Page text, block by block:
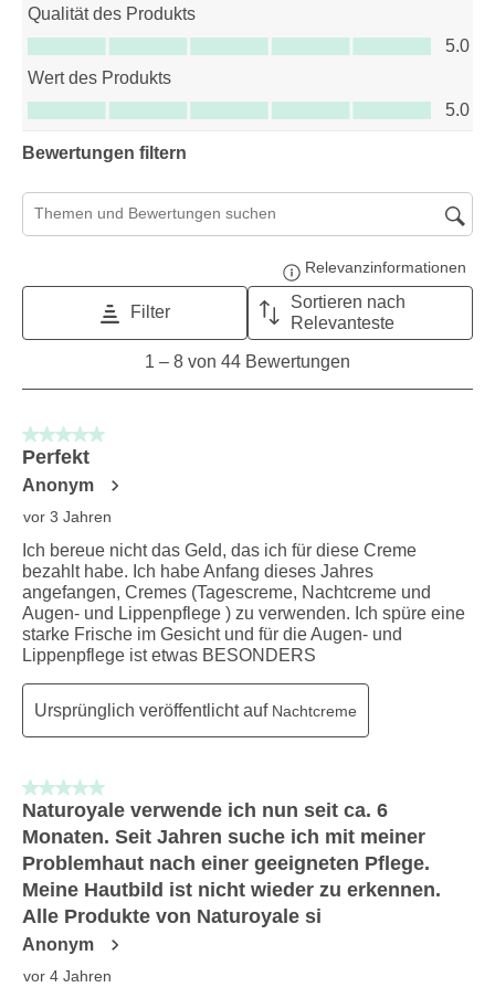
Qualität des Produkts
Qualität des Produkts, 5.0 von 5
5.0
Wert des Produkts
Wert des Produkts, 5.0 von 5
5.0
Bewertungen filtern
Suchthemen und Bewertungen Suchregion
Relevanzinformationen
Filter
Sortieren nach
Relevanteste
von
44
Bewertungen.
1 – 8 von 44 Bewertungen
5 von 5 Sternen.
Perfekt
Anonym
vor 3 Jahren
Ich bereue nicht das Geld, das ich für diese Creme
bezahlt habe. Ich habe Anfang dieses Jahres
angefangen, Cremes (Tagescreme, Nachtcreme und
Augen- und Lippenpflege ) zu verwenden. Ich spüre eine
starke Frische im Gesicht und für die Augen- und
Lippenpflege ist etwas BESONDERS
Ursprünglich veröffentlicht auf Nachtcreme
5 von 5 Sternen.
Naturoyale verwende ich nun seit ca. 6
Monaten. Seit Jahren suche ich mit meiner
Problemhaut nach einer geeigneten Pflege.
Meine Hautbild ist nicht wieder zu erkennen.
Alle Produkte von Naturoyale si
Anonym
vor 4 Jahren